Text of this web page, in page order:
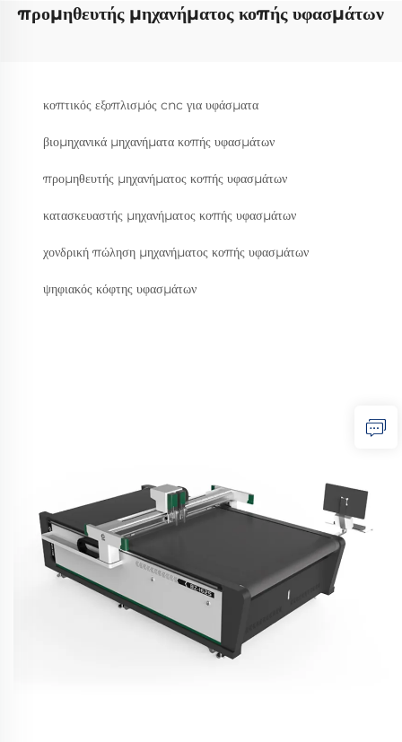
προμηθευτής μηχανήματος κοπής υφασμάτων
κοπτικός εξοπλισμός cnc για υφάσματα
βιομηχανικά μηχανήματα κοπής υφασμάτων
προμηθευτής μηχανήματος κοπής υφασμάτων
κατασκευαστής μηχανήματος κοπής υφασμάτων
χονδρική πώληση μηχανήματος κοπής υφασμάτων
ψηφιακός κόφτης υφασμάτων